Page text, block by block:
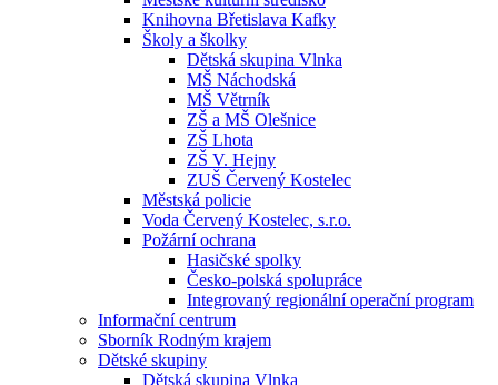
Knihovna Břetislava Kafky
Školy a školky
Dětská skupina Vlnka
MŠ Náchodská
MŠ Větrník
ZŠ a MŠ Olešnice
ZŠ Lhota
ZŠ V. Hejny
ZUŠ Červený Kostelec
Městská policie
Voda Červený Kostelec, s.r.o.
Požární ochrana
Hasičské spolky
Česko-polská spolupráce
Integrovaný regionální operační program
Informační centrum
Sborník Rodným krajem
Dětské skupiny
Dětská skupina Vlnka